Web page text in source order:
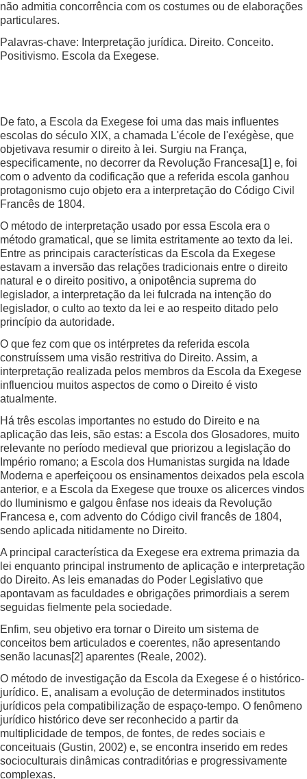
não admitia concorrência com os costumes ou de elaborações
particulares.
Palavras-chave: Interpretação jurídica. Direito. Conceito.
Positivismo. Escola da Exegese.
De fato, a Escola da Exegese foi uma das mais influentes
escolas do século XIX, a chamada L'école de l'exégèse, que
objetivava resumir o direito à lei. Surgiu na França,
especificamente, no decorrer da Revolução Francesa[1] e, foi
com o advento da codificação que a referida escola ganhou
protagonismo cujo objeto era a interpretação do Código Civil
Francês de 1804.
O método de interpretação usado por essa Escola era o
método gramatical, que se limita estritamente ao texto da lei.
Entre as principais características da Escola da Exegese
estavam a inversão das relações tradicionais entre o direito
natural e o direito positivo, a onipotência suprema do
legislador, a interpretação da lei fulcrada na intenção do
legislador, o culto ao texto da lei e ao respeito ditado pelo
princípio da autoridade.
O que fez com que os intérpretes da referida escola
construíssem uma visão restritiva do Direito. Assim, a
interpretação realizada pelos membros da Escola da Exegese
influenciou muitos aspectos de como o Direito é visto
atualmente.
Há três escolas importantes no estudo do Direito e na
aplicação das leis, são estas: a Escola dos Glosadores, muito
relevante no período medieval que priorizou a legislação do
Império romano; a Escola dos Humanistas surgida na Idade
Moderna e aperfeiçoou os ensinamentos deixados pela escola
anterior, e a Escola da Exegese que trouxe os alicerces vindos
do Iluminismo e galgou ênfase nos ideais da Revolução
Francesa e, com advento do Código civil francês de 1804,
sendo aplicada nitidamente no Direito.
A principal característica da Exegese era extrema primazia da
lei enquanto principal instrumento de aplicação e interpretação
do Direito. As leis emanadas do Poder Legislativo que
apontavam as faculdades e obrigações primordiais a serem
seguidas fielmente pela sociedade.
Enfim, seu objetivo era tornar o Direito um sistema de
conceitos bem articulados e coerentes, não apresentando
senão lacunas[2] aparentes (Reale, 2002).
O método de investigação da Escola da Exegese é o histórico-
jurídico. E, analisam a evolução de determinados institutos
jurídicos pela compatibilização de espaço-tempo. O fenômeno
jurídico histórico deve ser reconhecido a partir da
multiplicidade de tempos, de fontes, de redes sociais e
conceituais (Gustin, 2002) e, se encontra inserido em redes
socioculturais dinâmicas contraditórias e progressivamente
complexas.